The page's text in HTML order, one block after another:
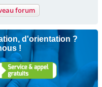
forum
d'orientation ?
!